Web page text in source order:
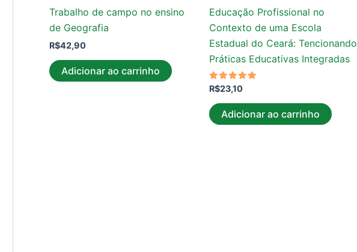
Trabalho de campo no ensino
de Geografia
R$42,90
Adicionar ao carrinho
Educação Profissional no
Contexto de uma Escola
Estadual do Ceará: Tencionando
Práticas Educativas Integradas
Avaliação
5.00
de 5
R$23,10
Adicionar ao carrinho